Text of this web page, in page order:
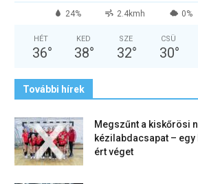
24% 2.4kmh 0%
HÉT
36°
KED
38°
SZE
32°
CSÜ
30°
További hírek
Megszűnt a kiskőrösi
kézilabdacsapat –
ért véget